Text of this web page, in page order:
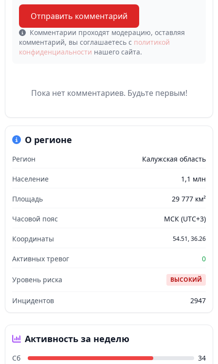
Отправить комментарий
Комментарии проходят модерацию, оставляя
комментарий, вы соглашаетесь с политикой
конфиденциальности нашего сайта.
Пока нет комментариев. Будьте первым!
О регионе
Регион Калужская область
Население 1,1 млн
Площадь 29 777 км²
Часовой пояс МСК (UTC+3)
Координаты 54.51, 36.26
Активных тревог 0
Уровень риска ВЫСОКИЙ
Инцидентов 2947
Активность за неделю
Сб
34